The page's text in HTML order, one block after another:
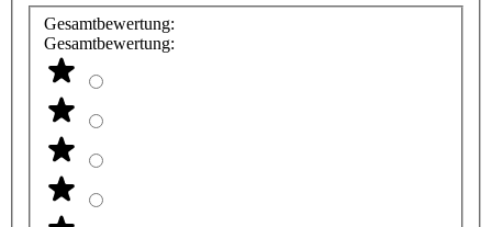
Gesamtbewertung:
Gesamtbewertung: